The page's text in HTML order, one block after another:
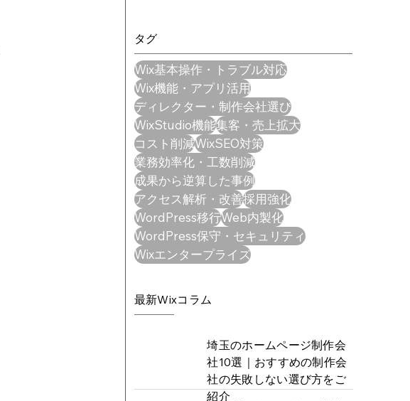
タグ
Wix基本操作・トラブル対応
Wix機能・アプリ活用
ディレクター・制作会社選び
WixStudio機能集客・売上拡大
コスト削減WixSEO対策
業務効率化・工数削減
成果から逆算した事例
アクセス解析・改善採用強化
WordPress移行Web内製化
WordPress保守・セキュリティ
Wixエンタープライズ
最新Wixコラム
埼玉のホームページ制作会
社10選｜おすすめの制作会
社の失敗しない選び方をご
紹介